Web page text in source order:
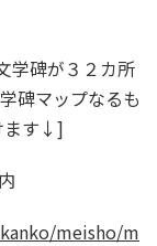
学碑が３２カ所
碑マップなるも
ます↓]
meisho/m